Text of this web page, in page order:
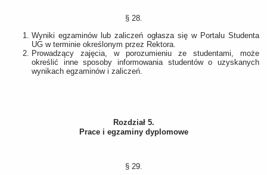
§ 28.
Wyniki egzaminów lub zaliczeń ogłasza się w Portalu Studenta
UG w terminie określonym przez Rektora.
Prowadzący zajęcia, w porozumieniu ze studentami, może
określić inne sposoby informowania studentów o uzyskanych
wynikach egzaminów i zaliczeń.
Rozdział 5.
Prace i egzaminy dyplomowe
§ 29.